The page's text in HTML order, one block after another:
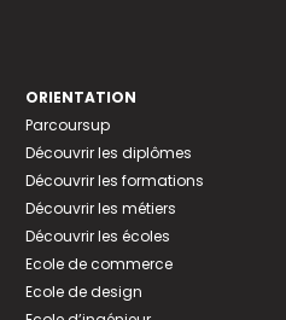
ORIENTATION
Parcoursup
Découvrir les diplômes
Découvrir les formations
Découvrir les métiers
Découvrir les écoles
Ecole de commerce
Ecole de design